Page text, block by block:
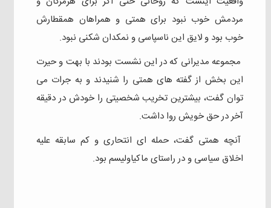
مردمش خوب نبود برای همتی و همراهان همقطارش
خوب بود و لایق این ناسپاسی و نمکدان شکنی نبود.
مجموعه مدیرانی که در این نشست بودند با بهت و حیرت
این بخش از گفته های همتی را شنیدند و به جرات می
توان گفت، بیشترین تخریب شخصیتی را خودش در دقیقه
آخر در حق خویش روا داشت.
آنچه همتی گفت، حمله ای انتحاری و‌ کم سابقه علیه
اخلاق سیاسی و‌ در راستای ماکیاولیسم بود.